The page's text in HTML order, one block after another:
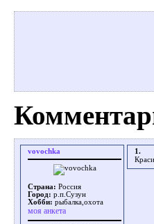
vovochka
Страна: Россия
Город: р.п.Сузун
Хобби: рыбалка,охота
моя анкета
1.